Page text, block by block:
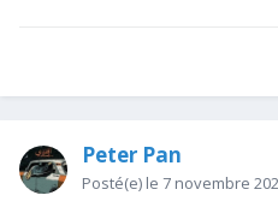
Peter Pan
Posté(e) le 7 novembre